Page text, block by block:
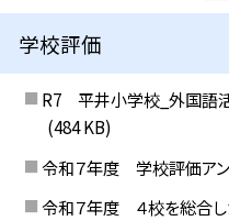
学校評価
R7 平井小学校_外国語
(484 KB)
令和７年度 学校評価ア
令和７年度 ４校を総合